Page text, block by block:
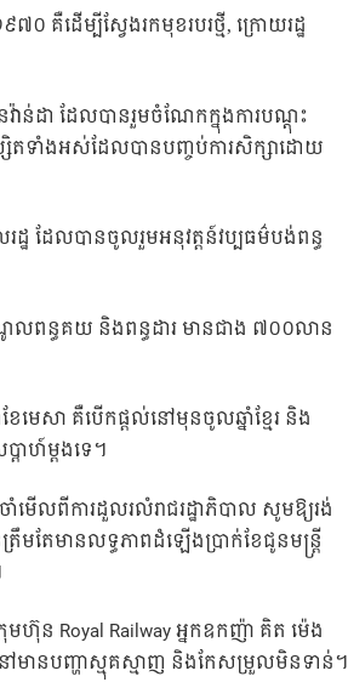
គឺដើម្បីស្វែងរកមុខរបរថ្មី, ក្រោយរដ្ឋ
ន់ដា ដែលបានរួមចំណែកក្នុងការបណ្តុះ
ទាំងអស់ដែលបានបញ្ចប់ការសិក្សាដោយ
ដែលបានចូលរួមអនុវត្តន៍វប្បធម៌បង់ពន្ធ
លពន្ធគយ និងពន្ធដារ មានជាង ៧០០លាន
ែមេសា គឺបើកផ្តល់នៅមុនចូលឆ្នាំខ្មែរ និង
តាហ៍ម្តងទេ។
មើលពីការដួលរលំរាជរដ្ឋាភិបាល សូមឱ្យរង់
មតែមានលទ្ធភាពដំឡើងប្រាក់ខែជូនមន្ត្រី
ហ៊ុន Royal Railway អ្នកឧកញ៉ា គិត ម៉េង
ៅមានបញ្ហាស្មុគស្មាញ និងកែសម្រួលមិនទាន់។